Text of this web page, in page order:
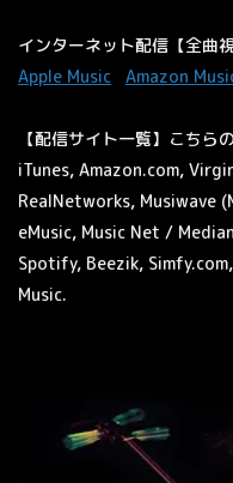
インターネット配信【全曲
Apple Music
Amazon
【配信サイト一覧】こちら
iTunes, Amazon.com,
RealNetworks, Musiwave
eMusic, Music Net /
Spotify, Beezik,
Music.